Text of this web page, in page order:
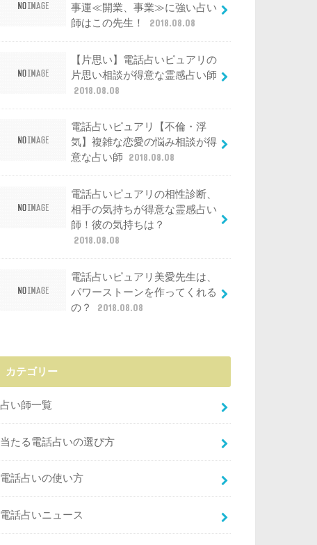
事運≪開業、事業≫に強い占い
師はこの先生！
2018.08.08
【片思い】電話占いピュアリの
片思い相談が得意な霊感占い師
2018.08.08
電話占いピュアリ【不倫・浮
気】複雑な恋愛の悩み相談が得
意な占い師
2018.08.08
電話占いピュアリの相性診断、
相手の気持ちが得意な霊感占い
師！彼の気持ちは？
2018.08.08
電話占いピュアリ美愛先生は、
パワーストーンを作ってくれる
の？
2018.08.08
カテゴリー
占い師一覧
当たる電話占いの選び方
電話占いの使い方
電話占いニュース